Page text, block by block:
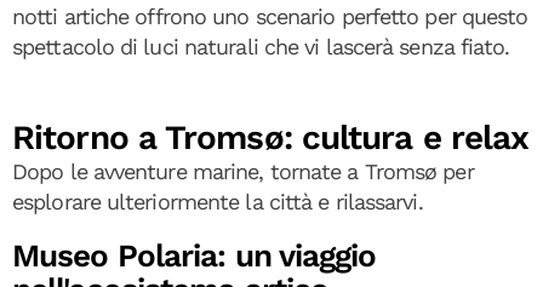
notti artiche offrono uno scenario perfetto per questo
spettacolo di luci naturali che vi lascerà senza fiato.
Ritorno a Tromsø: cultura e relax
Dopo le avventure marine, tornate a Tromsø per
esplorare ulteriormente la città e rilassarvi.
Museo Polaria: un viaggio